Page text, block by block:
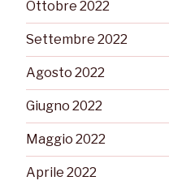
Ottobre 2022
Settembre 2022
Agosto 2022
Giugno 2022
Maggio 2022
Aprile 2022